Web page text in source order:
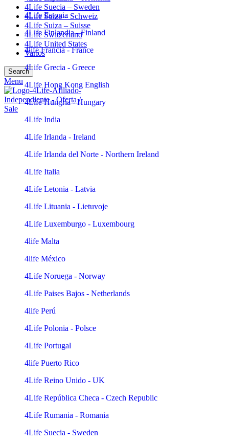
4Life Suecia – Sweden
4Life Suiza – Schweiz
4Life Suiza – Suisse
4Life Switzerland
4Life United States
Varios
Search
Menu
4Life Estonia
4Life Finlandia - Finland
4life Francia - France
4Life Grecia - Greece
4Life Hong Kong English
4Life Hungría - Hungary
4Life India
4Life Irlanda - Ireland
4Life Irlanda del Norte - Northern Ireland
4Life Italia
4Life Letonia - Latvia
4Life Lituania - Lietuvoje
4Life Luxemburgo - Luxembourg
4life Malta
4life México
4Life Noruega - Norway
4Life Paises Bajos - Netherlands
4life Perú
4Life Polonia - Polsce
4Life Portugal
4life Puerto Rico
4Life Reino Unido - UK
4Life República Checa - Czech Republic
4Life Rumania - Romania
4Life Suecia - Sweden